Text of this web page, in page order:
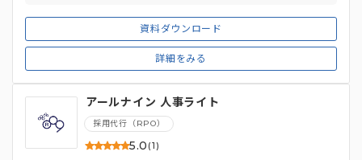
資料ダウンロード
詳細をみる
アールナイン 人事ライト
採用代行（RPO）
5.0 (1)